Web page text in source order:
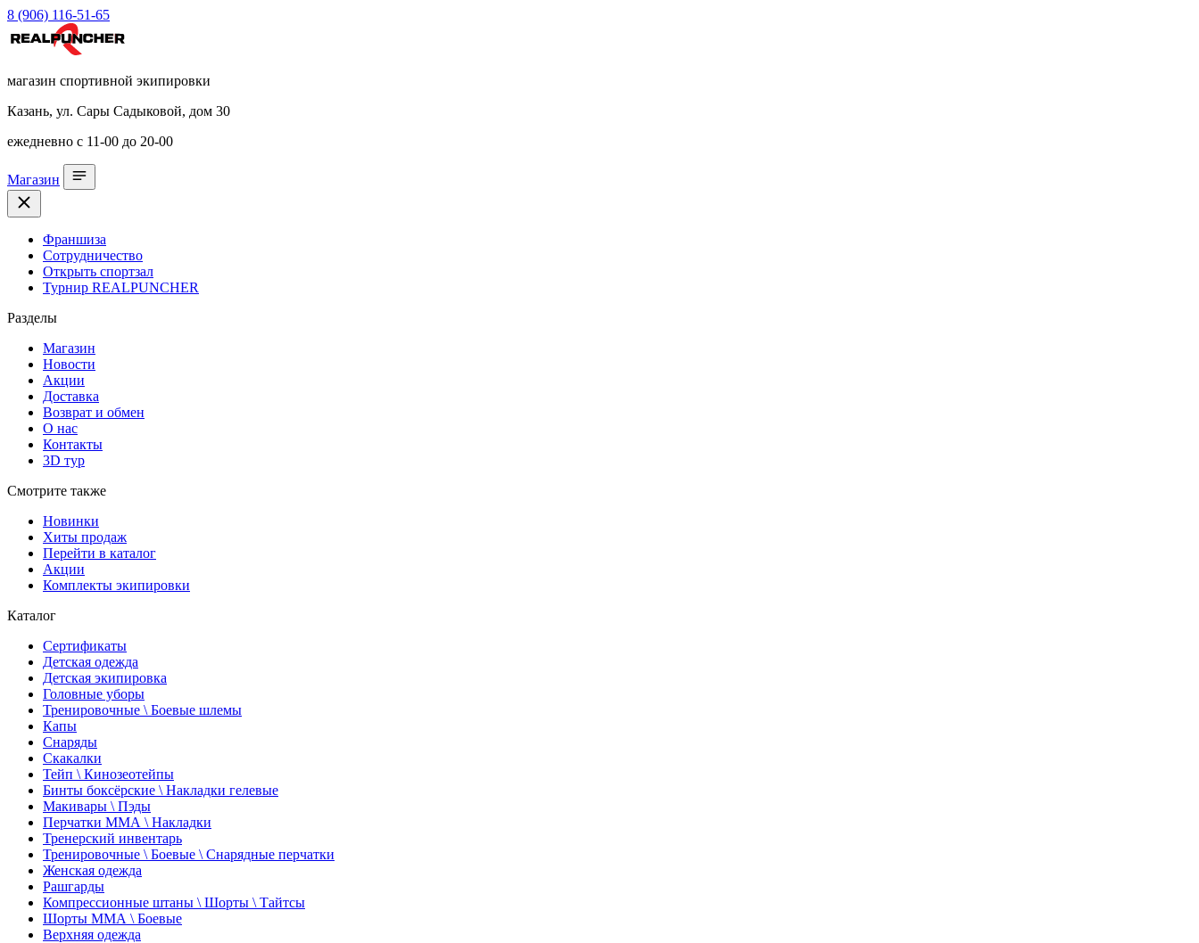
8 (906) 116-51-65
магазин спортивной экипировки
Казань, ул. Сары Садыковой, дом 30
ежедневно с 11-00 до 20-00
Магазин
Франшиза
Сотрудничество
Открыть спортзал
Турнир REALPUNCHER
Разделы
Магазин
Новости
Акции
Доставка
Возврат и обмен
О нас
Контакты
3D тур
Смотрите также
Новинки
Хиты продаж
Перейти в каталог
Акции
Комплекты экипировки
Каталог
Сертификаты
Детская одежда
Детская экипировка
Головные уборы
Тренировочные \ Боевые шлемы
Капы
Снаряды
Скакалки
Тейп \ Кинозеотейпы
Бинты боксёрские \ Накладки гелевые
Макивары \ Пэды
Перчатки ММА \ Накладки
Тренерский инвентарь
Тренировочные \ Боевые \ Снарядные перчатки
Женская одежда
Рашгарды
Компрессионные штаны \ Шорты \ Тайтсы
Шорты ММА \ Боевые
Верхняя одежда